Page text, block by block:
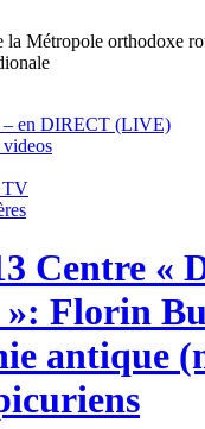
la Métropole orthodoxe
en DIRECT (LIVE)
TV
Centre «
»: Florin
antique